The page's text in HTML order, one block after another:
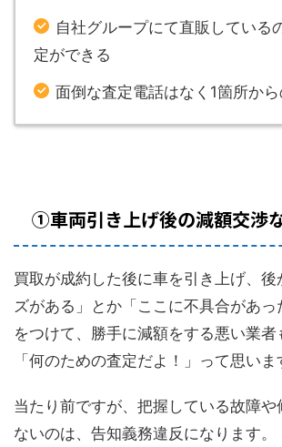
自社グループにて直販している
定ができる
面倒な査定電話はなく1箇所か
①車両引き上げ後の減額交渉
買取が成約した後に車を引き上げ、後
ズがある」とか「ここに不具合があ
をつけて、勝手に減額をする悪い業者
「何のための査定だよ！」って思いま
当たり前ですが、把握している故障や
ないのは、告知義務違反になります。